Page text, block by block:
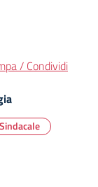
/ Condividi